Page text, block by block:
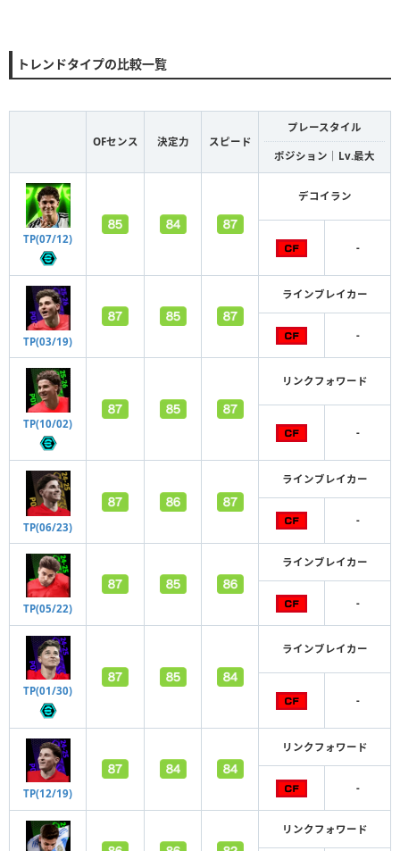
トレンドタイプの比較一覧
OFセンス 決定力 スピード
プレースタイル
ポジション｜Lv.最大
TP(07/12)
デコイラン
-
TP(03/19)
ラインブレイカー
-
TP(10/02)
リンクフォワード
-
TP(06/23)
ラインブレイカー
-
TP(05/22)
ラインブレイカー
-
TP(01/30)
ラインブレイカー
-
TP(12/19)
リンクフォワード
-
リンクフォワード